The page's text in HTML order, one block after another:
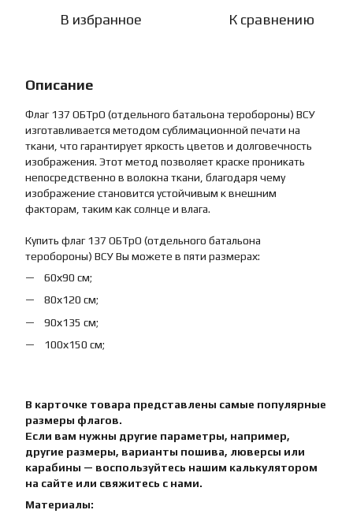
В избранное К сравнению
Описание
Флаг 137 ОБТрО (отдельного батальона теробороны) ВСУ
изготавливается методом сублимационной печати на
ткани, что гарантирует яркость цветов и долговечность
изображения. Этот метод позволяет краске проникать
непосредственно в волокна ткани, благодаря чему
изображение становится устойчивым к внешним
факторам, таким как солнце и влага.
Купить флаг 137 ОБТрО (отдельного батальона
теробороны) ВСУ Вы можете в пяти размерах:
60х90 см;
80х120 см;
90х135 см;
100х150 см;
В карточке товара представлены самые популярные
размеры флагов.
Если вам нужны другие параметры, например,
другие размеры, варианты пошива, люверсы или
карабины — воспользуйтесь нашим калькулятором
на сайте или свяжитесь с нами.
Материалы: